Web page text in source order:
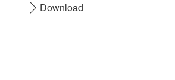
Download